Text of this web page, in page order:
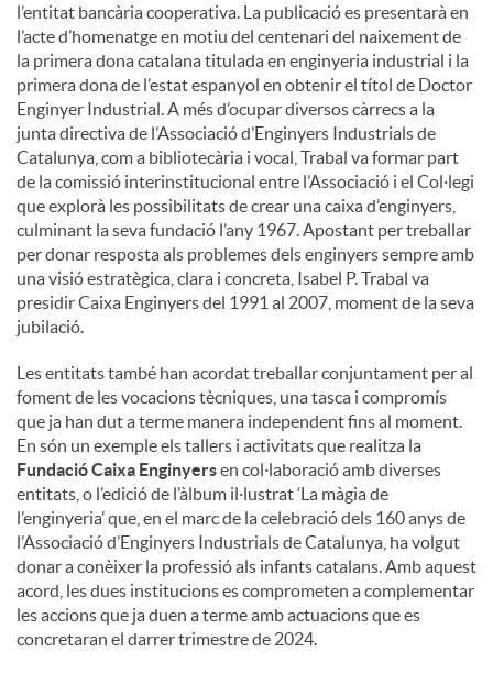
l’entitat bancària cooperativa. La publicació es presentarà en
l’acte d’homenatge en motiu del centenari del naixement de
la primera dona catalana titulada en enginyeria industrial i la
primera dona de l’estat espanyol en obtenir el títol de Doctor
Enginyer Industrial. A més d’ocupar diversos càrrecs a la
junta directiva de l’Associació d’Enginyers Industrials de
Catalunya, com a bibliotecària i vocal, Trabal va formar part
de la comissió interinstitucional entre l’Associació i el Col·legi
que explorà les possibilitats de crear una caixa d’enginyers,
culminant la seva fundació l’any 1967. Apostant per treballar
per donar resposta als problemes dels enginyers sempre amb
una visió estratègica, clara i concreta, Isabel P. Trabal va
presidir Caixa Enginyers del 1991 al 2007, moment de la seva
jubilació.
Les entitats també han acordat treballar conjuntament per al
foment de les vocacions tècniques, una tasca i compromís
que ja han dut a terme manera independent fins al moment.
En són un exemple els tallers i activitats que realitza la
Fundació Caixa Enginyersen col·laboració amb diverses
entitats, o l’edició de l’àlbum il·lustrat ‘La màgia de
l’enginyeria’ que, en el marc de la celebració dels 160 anys de
l’Associació d’Enginyers Industrials de Catalunya, ha volgut
donar a conèixer la professió als infants catalans. Amb aquest
acord, les dues institucions es comprometen a complementar
les accions que ja duen a terme amb actuacions que es
concretaran el darrer trimestre de 2024.